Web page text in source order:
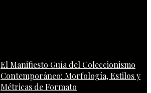
El Manifiesto Guía del Coleccionismo
Contemporáneo: Morfología, Estilos y
Métricas de Formato